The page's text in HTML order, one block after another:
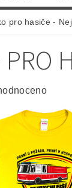
pro hasiče -